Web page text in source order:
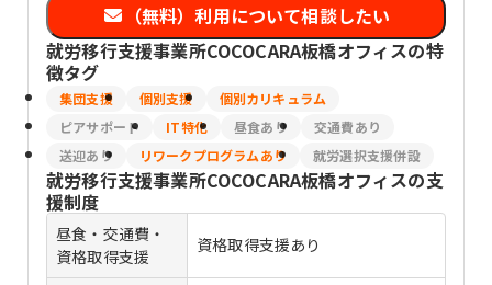
（無料）利用について相談したい
就労移行支援事業所COCOCARA板橋オフィスの特
徴タグ
集団支援 個別支援
個別カリキュラム
ピアサポート
IT特化 昼食あり
交通費あり
送迎あり
リワークプログラムあり 就労選択支援併設
就労移行支援事業所COCOCARA板橋オフィスの支
援制度
昼食・交通費・
資格取得支援
資格取得支援あり